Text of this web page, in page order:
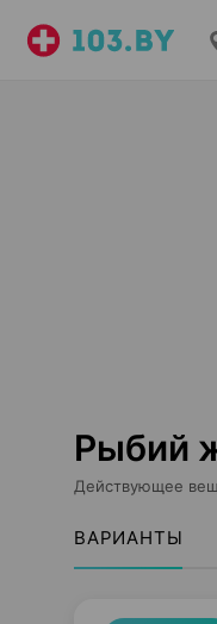
Рыбий
Действующее
ВАРИАНТЫ